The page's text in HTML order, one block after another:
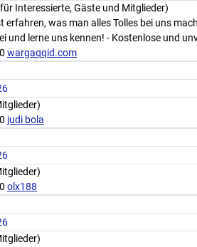
Interessierte, Gäste und Mitglieder)
erfahren, was man alles Tolles bei uns
und lerne uns kennen! - Kostenlose und
wargaqqid.com
judi bola
olx188